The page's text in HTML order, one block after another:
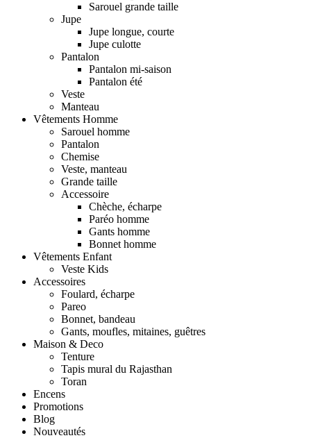
Sarouel grande taille
Jupe
Jupe longue, courte
Jupe culotte
Pantalon
Pantalon mi-saison
Pantalon été
Veste
Manteau
Vêtements Homme
Sarouel homme
Pantalon
Chemise
Veste, manteau
Grande taille
Accessoire
Chèche, écharpe
Paréo homme
Gants homme
Bonnet homme
Vêtements Enfant
Veste Kids
Accessoires
Foulard, écharpe
Pareo
Bonnet, bandeau
Gants, moufles, mitaines, guêtres
Maison & Deco
Tenture
Tapis mural du Rajasthan
Toran
Encens
Promotions
Blog
Nouveautés